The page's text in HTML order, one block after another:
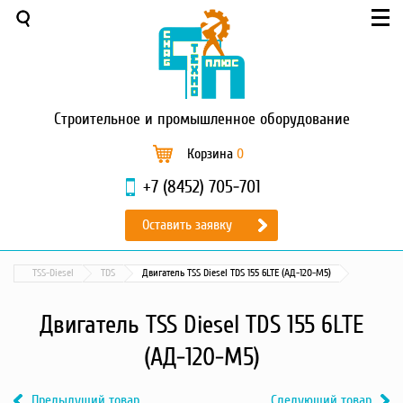
Строительное и промышленное оборудование
Корзина 0
+7 (8452) 705-701
Оставить заявку
TSS-Diesel TDS Двигатель TSS Diesel TDS 155 6LTE (АД-120-М5)
Двигатель TSS Diesel TDS 155 6LTE
(АД-120-М5)
Меню
Доставка и оплата
Садовая техника
Промышленный обогрев
Строительные леса
Моечное оборудование
Запчасти для малой